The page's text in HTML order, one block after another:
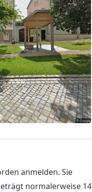
anmelden. Sie
normalerweise 14